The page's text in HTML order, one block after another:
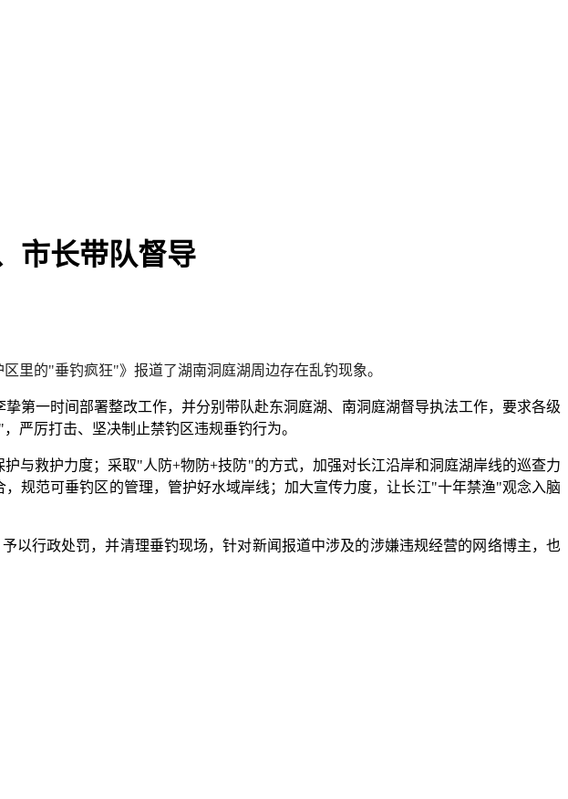
市长带队督导
里的"垂钓疯狂"》报道了湖南洞庭湖周边存在乱钓现象。
第一时间部署整改工作，并分别带队赴东洞庭湖、南洞庭湖督导执法工作，要求各级
严厉打击、坚决制止禁钓区违规垂钓行为。
与救护力度；采取"人防+物防+技防"的方式，加强对长江沿岸和洞庭湖岸线的巡查力
规范可垂钓区的管理，管护好水域岸线；加大宣传力度，让长江"十年禁渔"观念入脑
以行政处罚，并清理垂钓现场，针对新闻报道中涉及的涉嫌违规经营的网络博主，也